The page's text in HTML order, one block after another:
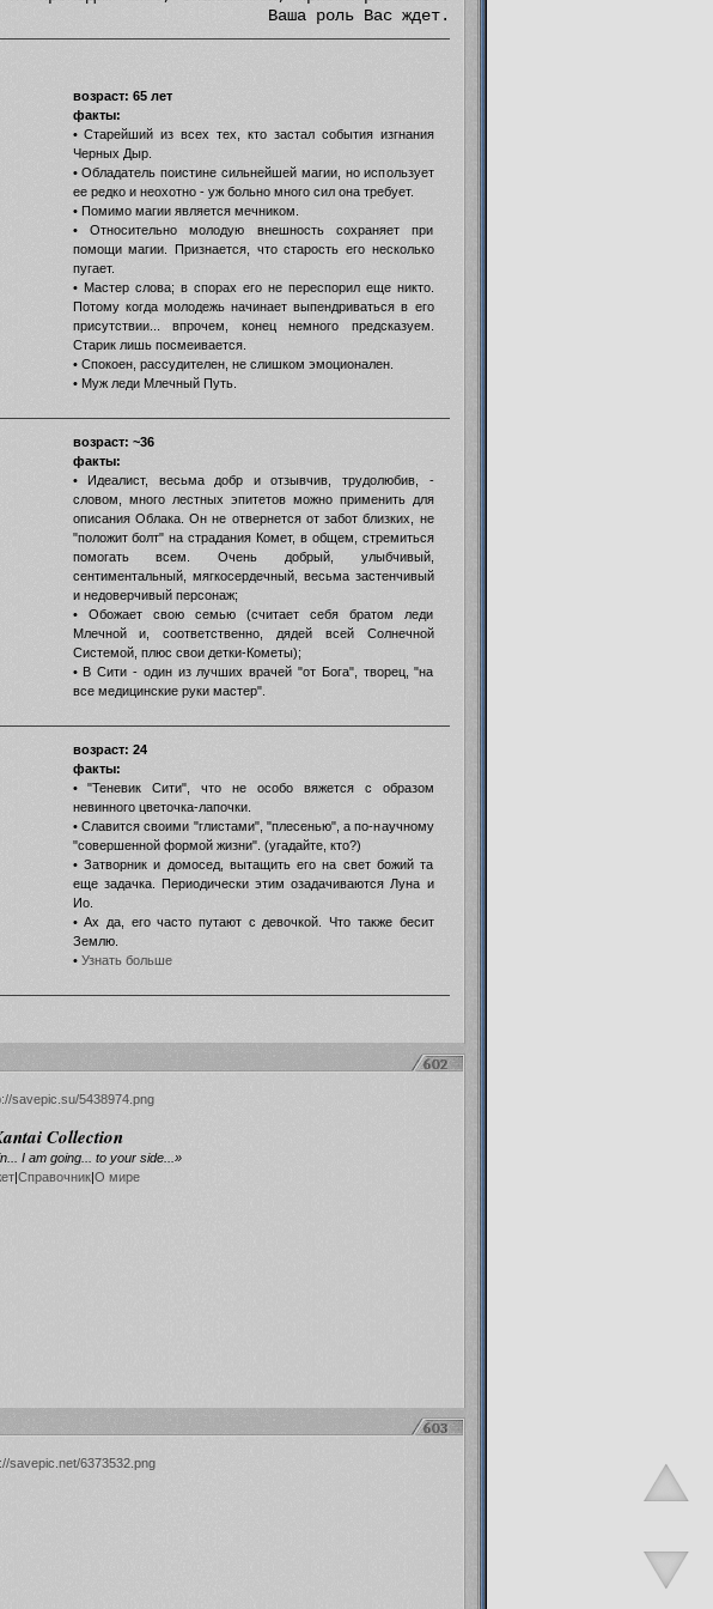
не одна Венди слоупок, просто она наиболее честна и
Ваша роль Вас ждет.
возраст: 65 лет
факты:
• Старейший из всех тех, кто застал события изгнания
Черных Дыр.
• Обладатель поистине сильнейшей магии, но использует
ее редко и неохотно - уж больно много сил она требует.
• Помимо магии является мечником.
• Относительно молодую внешность сохраняет при
помощи магии. Признается, что старость его несколько
пугает.
• Мастер слова; в спорах его не переспорил еще никто.
Потому когда молодежь начинает выпендриваться в его
присутствии... впрочем, конец немного предсказуем.
Старик лишь посмеивается.
• Спокоен, рассудителен, не слишком эмоционален.
• Муж леди Млечный Путь.
возраст: ~36
факты:
• Идеалист, весьма добр и отзывчив, трудолюбив, -
словом, много лестных эпитетов можно применить для
описания Облака. Он не отвернется от забот близких, не
"положит болт" на страдания Комет, в общем, стремиться
помогать всем. Очень добрый, улыбчивый,
сентиментальный, мягкосердечный, весьма застенчивый
и недоверчивый персонаж;
• Обожает свою семью (считает себя братом леди
Млечной и, соответственно, дядей всей Солнечной
Системой, плюс свои детки-Кометы);
• В Сити - один из лучших врачей "от Бога", творец, "на
все медицинские руки мастер".
возраст: 24
факты:
• "Теневик Сити", что не особо вяжется с образом
невинного цветочка-лапочки.
• Славится своими "глистами", "плесенью", а по-научному
"совершенной формой жизни". (угадайте, кто?)
• Затворник и домосед, вытащить его на свет божий та
еще задачка. Периодически этим озадачиваются Луна и
Ио.
• Ах да, его часто путают с девочкой. Что также бесит
Землю.
• Узнать больше
602
Collection
I am going... to your side...»
|Справочник|О мире
603